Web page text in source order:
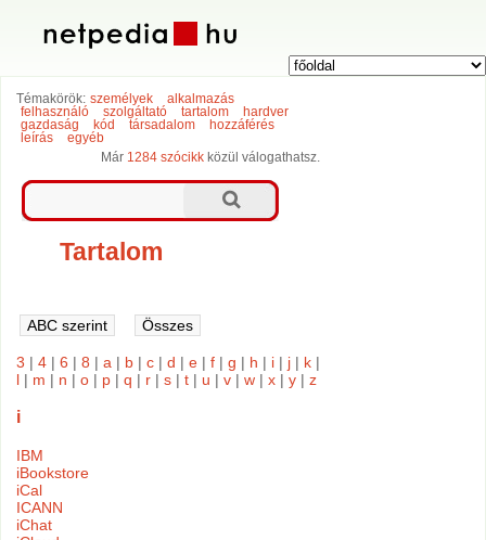
Témakörök: személyek
alkalmazás
felhasználó
szolgáltató tartalom
hardver
gazdaság
kód társadalom
hozzáférés
leírás
egyéb
Már 1284 szócikk közül válogathatsz.
Tartalom
3 |4 |6 |8 |a | b |c |d |e |f |g | h | i | j | k |
l | m | n |o | p |q | r |s |t | u |v |w |x |y |z
i
IBM
iBookstore
iCal
ICANN
iChat